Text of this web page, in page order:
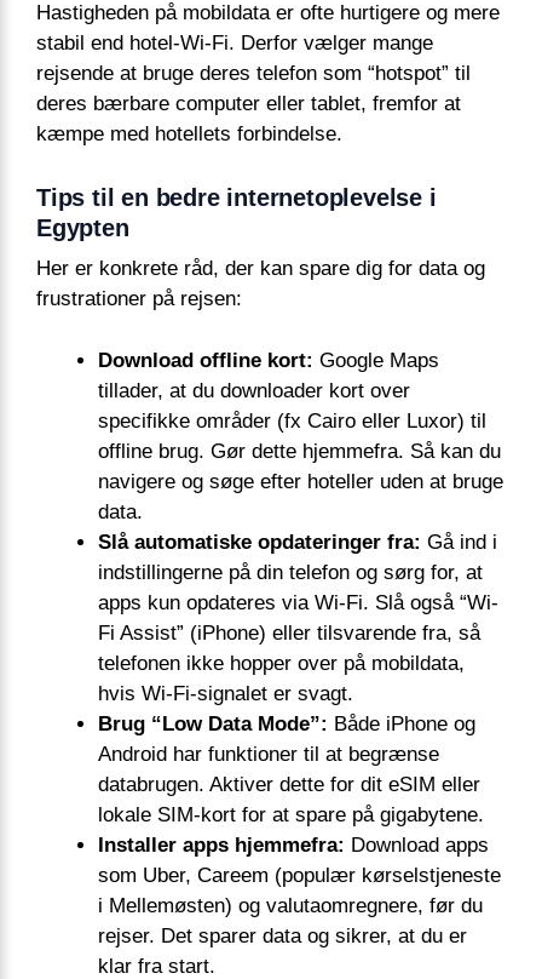
Hastigheden på mobildata er ofte hurtigere og mere
stabil end hotel-Wi-Fi. Derfor vælger mange
rejsende at bruge deres telefon som “hotspot” til
deres bærbare computer eller tablet, fremfor at
kæmpe med hotellets forbindelse.
Tips til en bedre internetoplevelse i
Egypten
Her er konkrete råd, der kan spare dig for data og
frustrationer på rejsen:
Download offline kort: Google Maps
tillader, at du downloader kort over
specifikke områder (fx Cairo eller Luxor) til
offline brug. Gør dette hjemmefra. Så kan du
navigere og søge efter hoteller uden at bruge
data.
Slå automatiske opdateringer fra: Gå ind i
indstillingerne på din telefon og sørg for, at
apps kun opdateres via Wi-Fi. Slå også “Wi-
Fi Assist” (iPhone) eller tilsvarende fra, så
telefonen ikke hopper over på mobildata,
hvis Wi-Fi-signalet er svagt.
Brug “Low Data Mode”: Både iPhone og
Android har funktioner til at begrænse
databrugen. Aktiver dette for dit eSIM eller
lokale SIM-kort for at spare på gigabytene.
Installer apps hjemmefra: Download apps
som Uber, Careem (populær kørselstjeneste
i Mellemøsten) og valutaomregnere, før du
rejser. Det sparer data og sikrer, at du er
klar fra start.